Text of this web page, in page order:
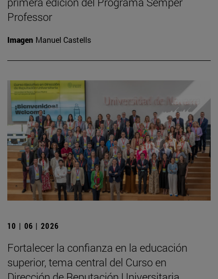
Professor
Imagen Manuel Castells
10 | 06 | 2026
Fortalecer la confianza en la educación
superior, tema central del Curso en